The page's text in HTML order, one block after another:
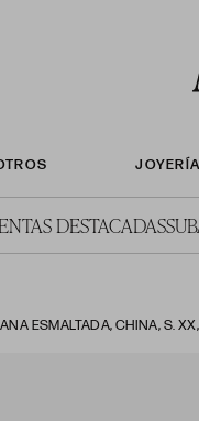
DESTACADAS
ESMALTADA, CHINA, S. XX,